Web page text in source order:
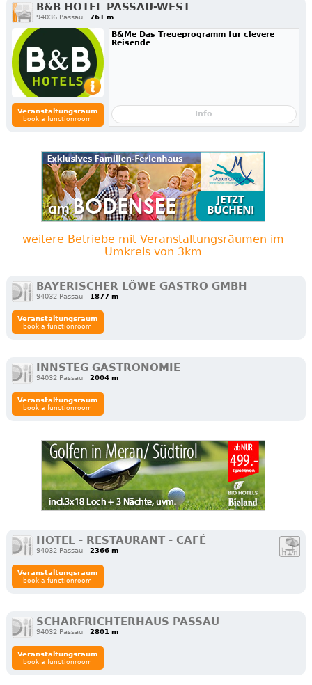
B&B HOTEL PASSAU-WEST
94036 Passau 761 m
Veranstaltungsraum
book a functionroom
B&Me Das Treueprogramm für clevere
Reisende
Info
weitere Betriebe mit Veranstaltungsräumen im
Umkreis von 3km
BAYERISCHER LÖWE GASTRO GMBH
94032 Passau 1877 m
Veranstaltungsraum
book a functionroom
INNSTEG GASTRONOMIE
94032 Passau 2004 m
Veranstaltungsraum
book a functionroom
HOTEL - RESTAURANT - CAFÉ
94032 Passau 2366 m
Veranstaltungsraum
book a functionroom
SCHARFRICHTERHAUS PASSAU
94032 Passau 2801 m
Veranstaltungsraum
book a functionroom